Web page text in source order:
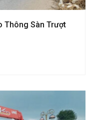
Thông Sàn Trượt